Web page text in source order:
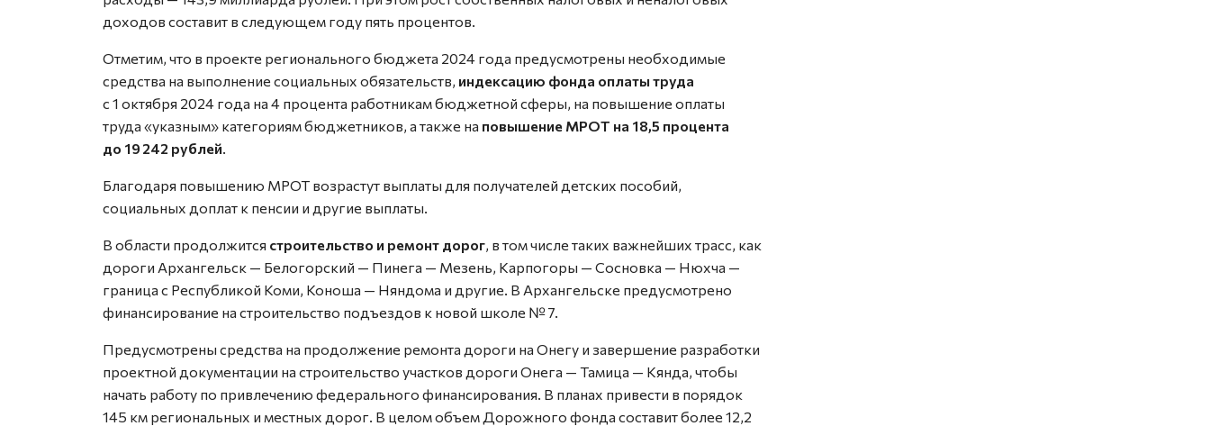
доходов составит в следующем году пять процентов.
Отметим, что в проекте регионального бюджета 2024 года предусмотрены необходимые
средства на выполнение социальных обязательств, индексацию фонда оплаты труда
с 1 октября 2024 года на 4 процента работникам бюджетной сферы, на повышение оплаты
труда «указным» категориям бюджетников, а также на повышение МРОТ на 18,5 процента
до 19 242 рублей.
Благодаря повышению МРОТ возрастут выплаты для получателей детских пособий,
социальных доплат к пенсии и другие выплаты.
В области продолжится строительство и ремонт дорог, в том числе таких важнейших трасс, как
дороги Архангельск — Белогорский — Пинега — Мезень, Карпогоры — Сосновка — Нюхча —
граница с Республикой Коми, Коноша — Няндома и другие. В Архангельске предусмотрено
финансирование на строительство подъездов к новой школе № 7.
Предусмотрены средства на продолжение ремонта дороги на Онегу и завершение разработки
проектной документации на строительство участков дороги Онега — Тамица — Кянда, чтобы
начать работу по привлечению федерального финансирования. В планах привести в порядок
145 км региональных и местных дорог. В целом объем Дорожного фонда составит более 12,2